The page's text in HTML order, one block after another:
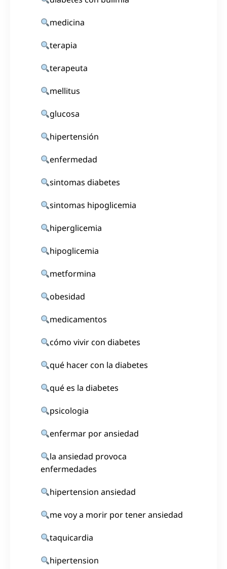
medicina
terapia
terapeuta
mellitus
glucosa
hipertensión
enfermedad
sintomas diabetes
sintomas hipoglicemia
hiperglicemia
hipoglicemia
metformina
obesidad
medicamentos
cómo vivir con diabetes
qué hacer con la diabetes
qué es la diabetes
psicologia
enfermar por ansiedad
la ansiedad provoca
enfermedades
hipertension ansiedad
me voy a morir por tener ansiedad
taquicardia
hipertension